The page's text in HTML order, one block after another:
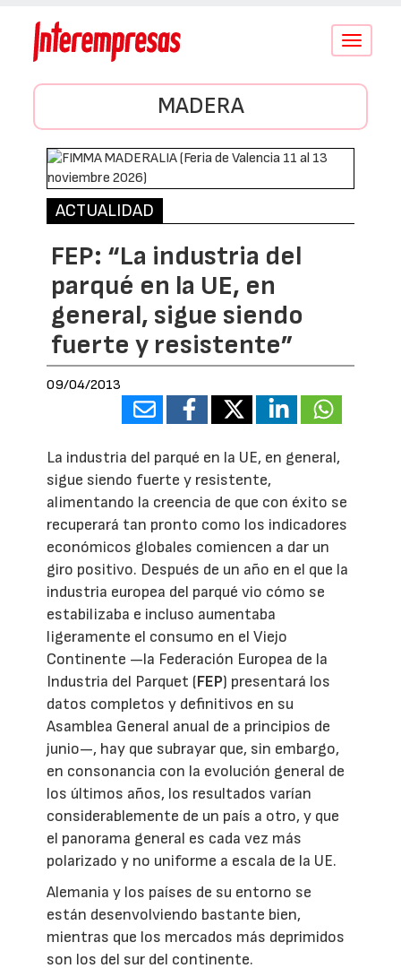
Conmutar
MADERA
ACTUALIDAD
FEP: “La industria del
parqué en la UE, en
general, sigue siendo
fuerte y resistente”
09/04/2013
La industria del parqué en la UE, en general,
sigue siendo fuerte y resistente,
alimentando la creencia de que con éxito se
recuperará tan pronto como los indicadores
económicos globales comiencen a dar un
giro positivo. Después de un año en el que la
industria europea del parqué vio cómo se
estabilizaba e incluso aumentaba
ligeramente el consumo en el Viejo
Continente —la Federación Europea de la
Industria del Parquet (FEP) presentará los
datos completos y definitivos en su
Asamblea General anual de a principios de
junio—, hay que subrayar que, sin embargo,
en consonancia con la evolución general de
los últimos años, los resultados varían
considerablemente de un país a otro, y que
el panorama general es cada vez más
polarizado y no uniforme a escala de la UE.
Alemania y los países de su entorno se
están desenvolviendo bastante bien,
mientras que los mercados más deprimidos
son los del sur del continente.